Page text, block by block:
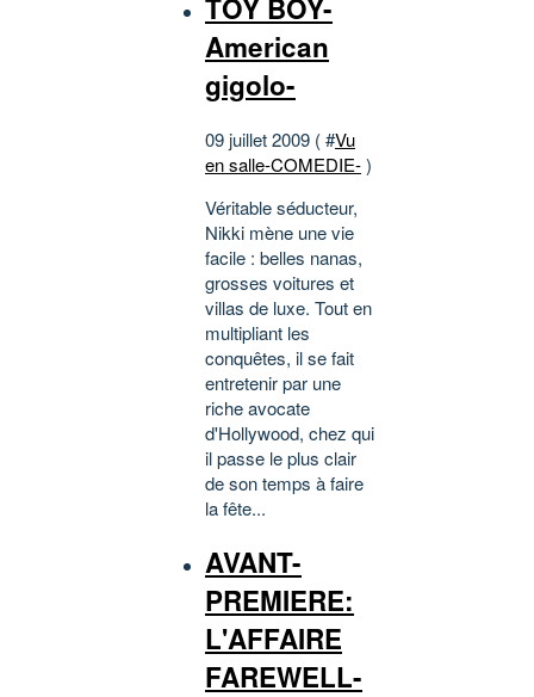
TOY BOY-
American
gigolo-
09 juillet 2009 ( #Vu
en salle-COMEDIE-)
Véritable séducteur,
Nikki mène une vie
facile : belles nanas,
grosses voitures et
villas de luxe. Tout en
multipliant les
conquêtes, il se fait
entretenir par une
riche avocate
d'Hollywood, chez qui
il passe le plus clair
de son temps à faire
la fête...
AVANT-
PREMIERE:
L'AFFAIRE
FAREWELL-